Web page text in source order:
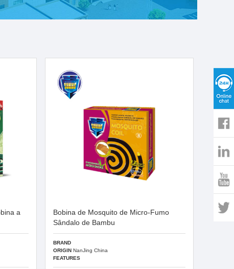
a
Bobina de Mosquito de Micro-Fumo
Sândalo de Bambu
BRAND
ORIGIN NanJing China
FEATURES